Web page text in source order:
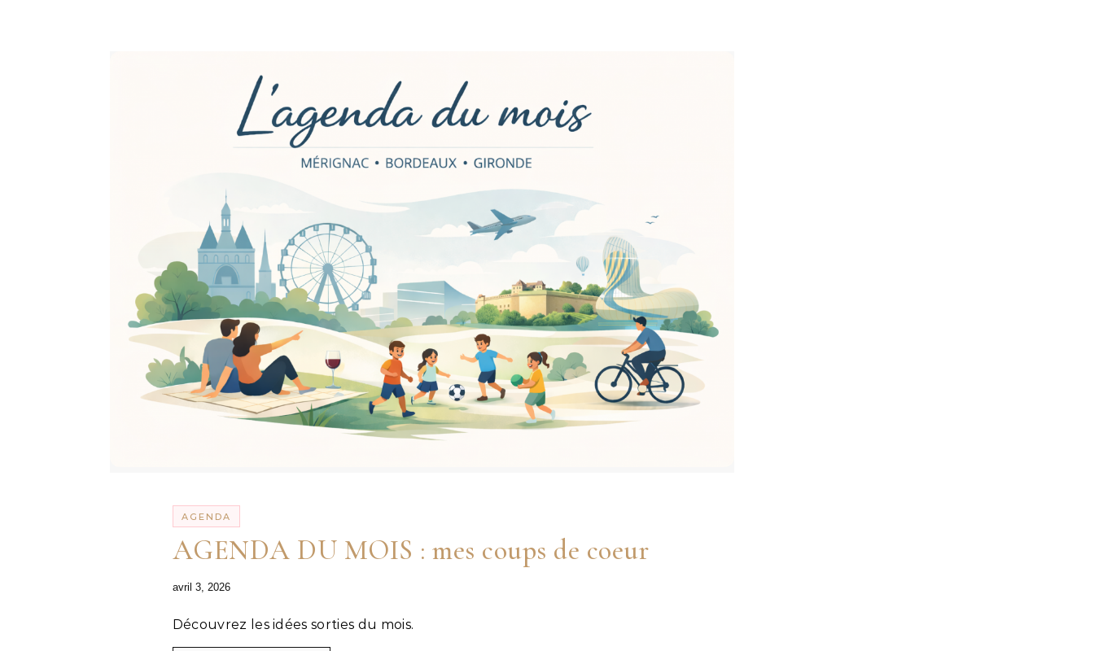
AGENDA
AGENDA DU MOIS : mes coups de coeur
avril 3, 2026
Découvrez les idées sorties du mois.